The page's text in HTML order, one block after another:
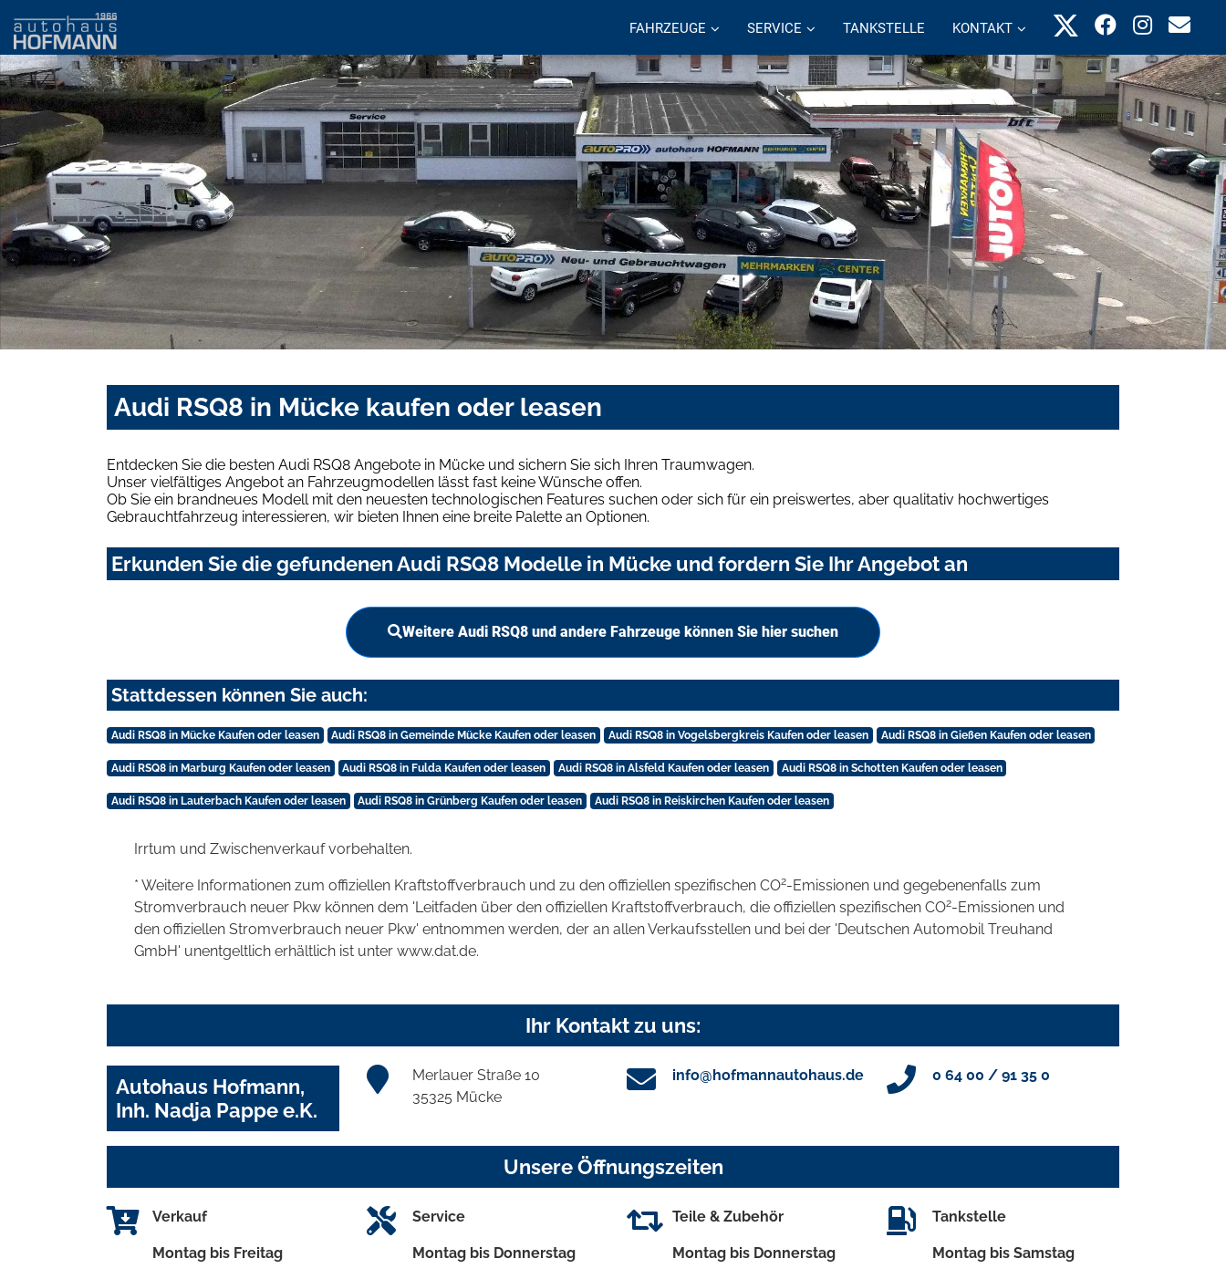
FAHRZEUGE SERVICE TANKSTELLE KONTAKT
Audi RSQ8 in Mücke kaufen oder leasen
Entdecken Sie die besten Audi RSQ8 Angebote in Mücke und sichern Sie sich Ihren Traumwagen.
Unser vielfältiges Angebot an Fahrzeugmodellen lässt fast keine Wünsche offen.
Ob Sie ein brandneues Modell mit den neuesten technologischen Features suchen oder sich für ein preiswertes, aber qualitativ hochwertiges
Gebrauchtfahrzeug interessieren, wir bieten Ihnen eine breite Palette an Optionen.
Erkunden Sie die gefundenen Audi RSQ8 Modelle in Mücke und fordern Sie Ihr Angebot an
Weitere Audi RSQ8 und andere Fahrzeuge können Sie hier suchen
Stattdessen können Sie auch:
Audi RSQ8 in Mücke Kaufen oder leasen Audi RSQ8 in Gemeinde Mücke Kaufen oder leasen Audi RSQ8 in Vogelsbergkreis Kaufen oder leasen Audi RSQ8 in Gießen Kaufen oder leasen
Audi RSQ8 in Marburg Kaufen oder leasen Audi RSQ8 in Fulda Kaufen oder leasen Audi RSQ8 in Alsfeld Kaufen oder leasen Audi RSQ8 in Schotten Kaufen oder leasen
Audi RSQ8 in Lauterbach Kaufen oder leasen Audi RSQ8 in Grünberg Kaufen oder leasen Audi RSQ8 in Reiskirchen Kaufen oder leasen
Irrtum und Zwischenverkauf vorbehalten.
* Weitere Informationen zum offiziellen Kraftstoffverbrauch und zu den offiziellen spezifischen CO2-Emissionen und gegebenenfalls zum
Stromverbrauch neuer Pkw können dem 'Leitfaden über den offiziellen Kraftstoffverbrauch, die offiziellen spezifischen CO2-Emissionen und
den offiziellen Stromverbrauch neuer Pkw' entnommen werden, der an allen Verkaufsstellen und bei der 'Deutschen Automobil Treuhand
GmbH' unentgeltlich erhältlich ist unter www.dat.de.
Ihr Kontakt zu uns:
Autohaus Hofmann,
Inh. Nadja Pappe e.K.
Merlauer Straße 10
35325 Mücke
info@hofmannautohaus.de 0 64 00 / 91 35 0
Unsere Öffnungszeiten
Verkauf
Montag bis Freitag
Service
Montag bis Donnerstag
Teile & Zubehör
Montag bis Donnerstag
Tankstelle
Montag bis Samstag